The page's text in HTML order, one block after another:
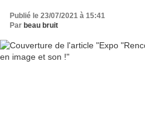
Publié le 23/07/2021 à 15:41
Par beau bruit